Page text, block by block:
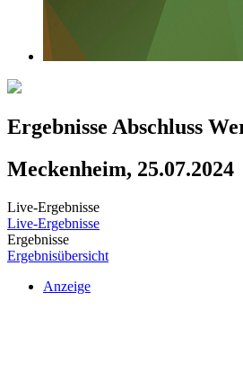
Ergebnisse Abschluss
Meckenheim, 25.07.2024
Live-Ergebnisse
Live-Ergebnisse
Ergebnisse
Ergebnisübersicht
Anzeige